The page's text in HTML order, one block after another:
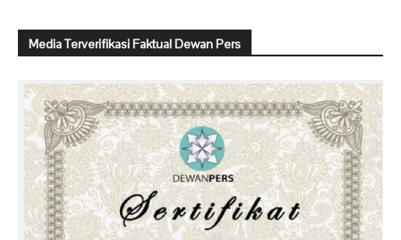
Media Terverifikasi Faktual Dewan Pers